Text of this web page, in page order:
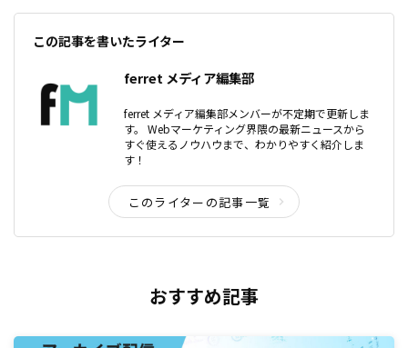
この記事を書いたライター
ferret メディア編集部
ferret メディア編集部メンバーが不定期で更新しま
す。 Webマーケティング界隈の最新ニュースから
すぐ使えるノウハウまで、わかりやすく紹介しま
す！
このライターの記事一覧
おすすめ記事